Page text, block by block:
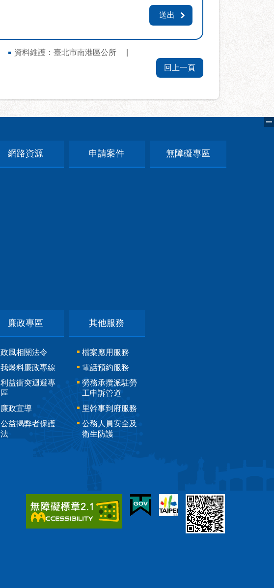
資料維護：臺北市南港區公所
回上一頁
網路資源 申請案件 無障礙專區
廉政專區
政風相關法令
我爆料廉政專線
利益衝突迴避專
區
廉政宣導
公益揭弊者保護
法
其他服務
檔案應用服務
電話預約服務
勞務承攬派駐勞
工申訴管道
里幹事到府服務
公務人員安全及
衛生防護